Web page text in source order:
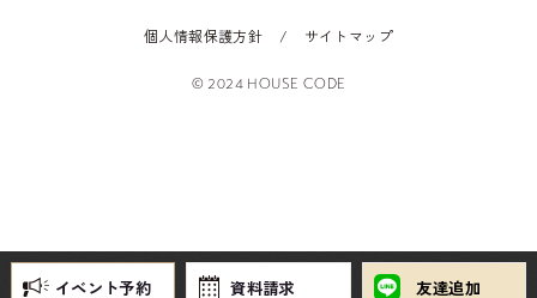
個人情報保護方針 / サイトマップ
© 2024 HOUSE CODE
イベント予約 資料請求 友達追加